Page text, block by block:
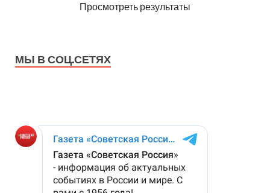
Просмотреть результаты
МЫ В СОЦ.СЕТЯХ